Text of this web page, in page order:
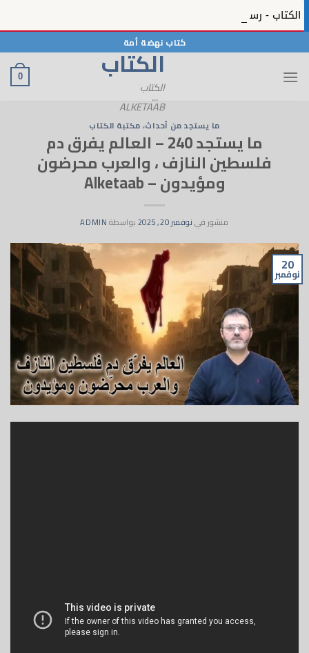
كتاب نهضة أمة
الكتاب
الكتاب
...
ALKETAAB
0
ما يستجد من أحداث،مكتبة الكتاب
ما يستجد 240 – العالم يفرق دم
فلسطين النازف ، والعرب محرضون
ومؤيدون – Alketaab
منشور في نوفمبر 20, 2025 بواسطةADMIN
20
نوفمبر